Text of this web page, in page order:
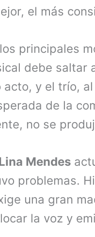
el más
principales
debe saltar
acto, y el trío,
de la
no se
Mendes
problemas.
una gran
la voz y